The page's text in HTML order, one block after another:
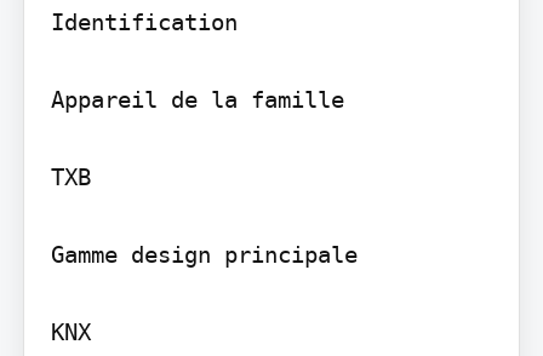
Identification
Appareil de la famille
TXB
Gamme design principale
KNX